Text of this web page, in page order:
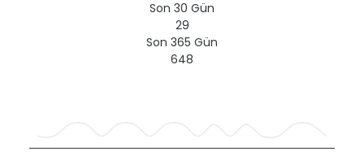
Son 30 Gün
29
Son 365 Gün
648